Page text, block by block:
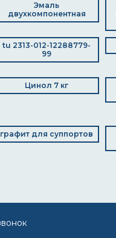
Эмаль
двухкомпонентная
tu 2313-012-12288779-
99
Цинол 7 кг
графит для суппортов